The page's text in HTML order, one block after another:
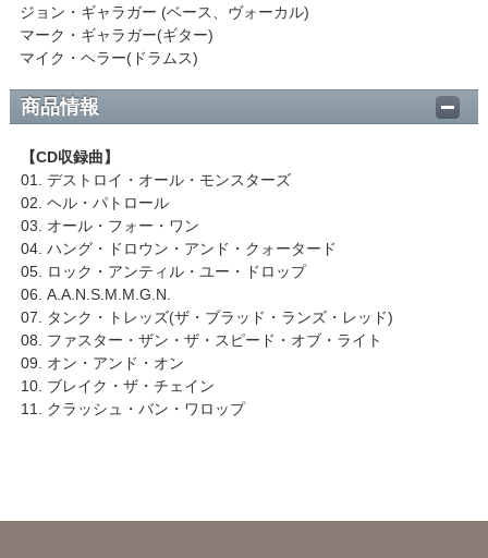
ジョン・ギャラガー (ベース、ヴォーカル)
マーク・ギャラガー(ギター)
マイク・ヘラー(ドラムス)
商品情報
【CD収録曲】
01. デストロイ・オール・モンスターズ
02. ヘル・パトロール
03. オール・フォー・ワン
04. ハング・ドロウン・アンド・クォータード
05. ロック・アンティル・ユー・ドロップ
06. A.A.N.S.M.M.G.N.
07. タンク・トレッズ(ザ・ブラッド・ランズ・レッド)
08. ファスター・ザン・ザ・スピード・オブ・ライト
09. オン・アンド・オン
10. ブレイク・ザ・チェイン
11. クラッシュ・バン・ワロップ